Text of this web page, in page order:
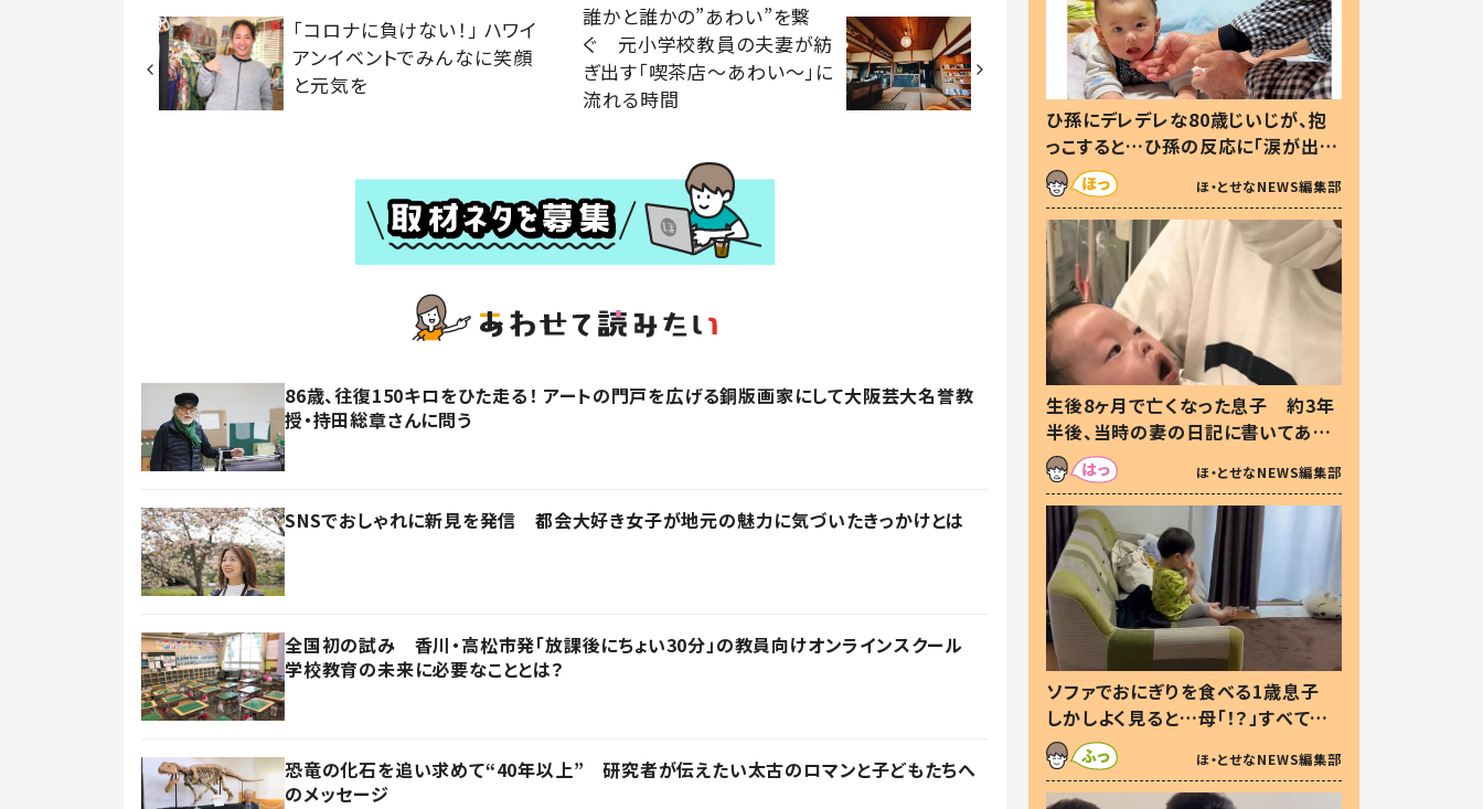
「コロナに負けない！」 ハワイ
アンイベントでみんなに笑顔
と元気を
誰かと誰かの”あわい”を繋
ぐ 元小学校教員の夫妻が紡
ぎ出す「喫茶店～あわい～」に
流れる時間
86歳、往復150キロをひた走る！ アートの門戸を広げる銅版画家にして大阪芸大名誉教
授・持田総章さんに問う
SNSでおしゃれに新見を発信 都会大好き女子が地元の魅力に気づいたきっかけとは
全国初の試み 香川・高松市発「放課後にちょい30分」の教員向けオンラインスクール
学校教育の未来に必要なこととは？
恐竜の化石を追い求めて“40年以上” 研究者が伝えたい太古のロマンと子どもたちへ
のメッセージ
ひ孫にデレデレな80歳じいじが、抱
っこすると…ひ孫の反応に「涙が出ま
した」「可愛くて仕方ない」
ほ・とせなNEWS編集部
生後8ヶ月で亡くなった息子 約3年
半後、当時の妻の日記に書いてあっ
た本音とは
ほ・とせなNEWS編集部
ソファでおにぎりを食べる1歳息子
しかしよく見ると…母「！？」すべてを
察した母の投稿に「可愛いから許
す！」「現行犯〜」
ほ・とせなNEWS編集部